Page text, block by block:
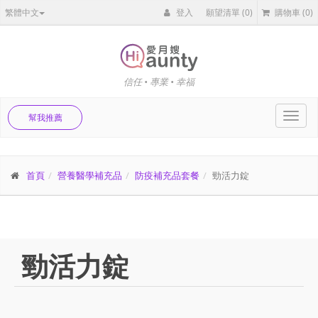
繁體中文 登入 願望清單(0) 購物車 (0)
信任 • 專業 • 幸福
幫我推薦
首頁 營養醫學補充品 防疫補充品套餐 勁活力錠
勁活力錠